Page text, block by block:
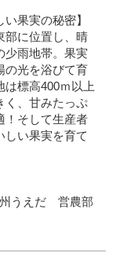
果実の秘密】
部に位置し、晴
少雨地帯。果実
の光を浴びて育
は標高400ｍ以上
く、甘みたっぷ
！そして生産者
しい果実を育て
うえだ 営農部